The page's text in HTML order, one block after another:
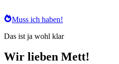
Muss ich haben!
Das ist ja wohl klar
Wir lieben Mett!